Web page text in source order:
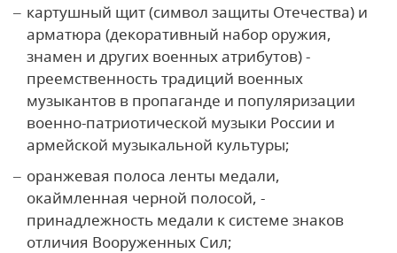
картушный щит (символ защиты Отечества) и
арматюра (декоративный набор оружия,
знамен и других военных атрибутов) -
преемственность традиций военных
музыкантов в пропаганде и популяризации
военно-патриотической музыки России и
армейской музыкальной культуры;
оранжевая полоса ленты медали,
окаймленная черной полосой, -
принадлежность медали к системе знаков
отличия Вооруженных Сил;